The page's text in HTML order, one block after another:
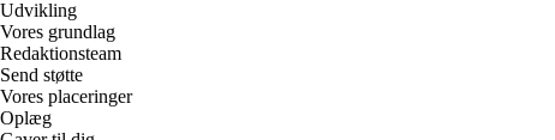
Udvikling
Vores grundlag
Redaktionsteam
Send støtte
Vores placeringer
Oplæg